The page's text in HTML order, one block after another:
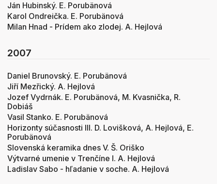
Ján Hubinský. E. Porubänová
Karol Ondreička. E. Porubänová
Milan Hnad - Prídem ako zlodej. A. Hejlová
2007
Daniel Brunovský. E. Porubänová
Jiří Mezřický. A. Hejlová
Jozef Vydrnák. E. Porubänová, M. Kvasnička, R.
Dobiáš
Vasil Stanko. E. Porubänová
Horizonty súčasnosti III. D. Lovišková, A. Hejlová, E.
Porubänová
Slovenská keramika dnes V. Š. Oriško
Výtvarné umenie v Trenčíne I. A. Hejlová
Ladislav Sabo - hľadanie v soche. A. Hejlová